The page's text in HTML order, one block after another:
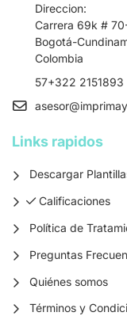
Direccion:
Carrera 69k #
Bogotá-
Colombia
57+322 2151893
asesor
Links rapidos
Descargar
Calificaciones
Calificaciones
Política de
Preguntas
Quiénes somos
Términos y